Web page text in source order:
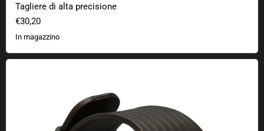
Tagliere di alta precisione
€30,20
In magazzino